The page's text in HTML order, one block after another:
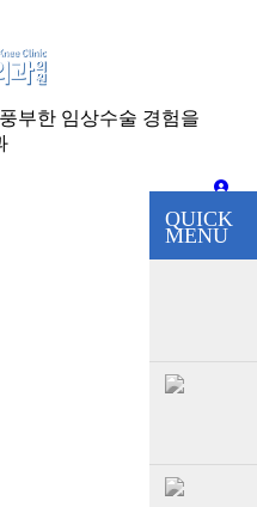
QUICK
MENU